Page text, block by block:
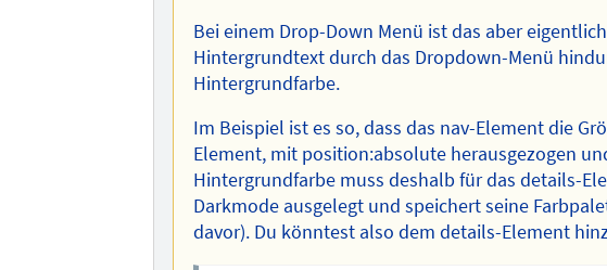
Bei einem Drop-Down Menü ist das aber
Hintergrundtext durch das Dropdown-Menü
Hintergrundfarbe.
Im Beispiel ist es so, dass das nav-Element die
Element, mit position:absolute herausgezogen
Hintergrundfarbe muss deshalb für das details-
Darkmode ausgelegt und speichert seine
davor). Du könntest also dem details-Element